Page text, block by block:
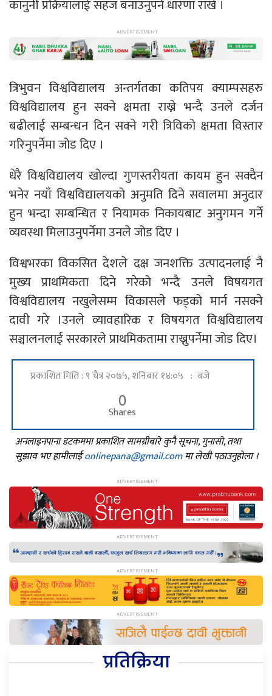
कानुनी प्रक्रियालाई सहज बनाउनुपर्ने धारणा राखे ।
त्रिभुवन विश्वविद्यालय अन्तर्गतका कतिपय क्याम्पसहरु
विश्वविद्यालय हुन सक्ने क्षमता राख्ने भन्दै उनले दर्जन
बढीलाई सम्बन्धन दिन सक्ने गरी त्रिविको क्षमता विस्तार
गरिनुपर्नेमा जोड दिए ।
धेरै विश्वविद्यालय खोल्दा गुणस्तरीयता कायम हुन सक्दैन
भनेर नयाँ विश्वविद्यालयको अनुमति दिने सवालमा अनुदार
हुन भन्दा सम्बन्धित र नियामक निकायबाट अनुगमन गर्ने
व्यवस्था मिलाउनुपर्नेमा उनले जोड दिए ।
विश्वभरका विकसित देशले दक्ष जनशक्ति उत्पादनलाई नै
मुख्य प्राथमिकता दिने गरेको भन्दै उनले विषयगत
विश्वविद्यालय नखुलेसम्म विकासले फड्को मार्न नसक्ने
दावी गरे ।उनले व्यावहारिक र विषयगत विश्वविद्यालय
सञ्चालनलाई सरकारले प्राथमिकतामा राख्नुपर्नेमा जोड दिए।
प्रकाशित मिति : ९ चैत्र २०७५, शनिबार १४:०५ : बजे
0
Shares
अनलाइनपाना डटकममा प्रकाशित सामग्रीबारे कुनै सूचना, गुनासो, तथा
सुझाव भए हामीलाईonlinepana@gmail.comमा लेखी पठाउनुहोला ।
प्रतिक्रिया